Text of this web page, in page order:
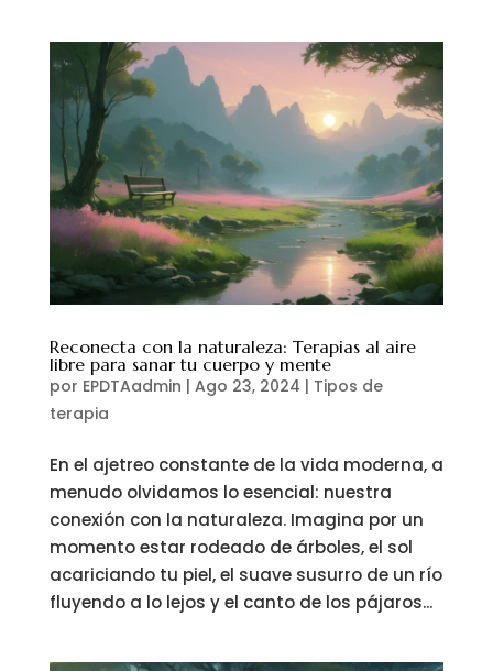
Reconecta con la naturaleza: Terapias al aire
libre para sanar tu cuerpo y mente
por EPDTAadmin | Ago 23, 2024 | Tipos de
terapia
En el ajetreo constante de la vida moderna, a
menudo olvidamos lo esencial: nuestra
conexión con la naturaleza. Imagina por un
momento estar rodeado de árboles, el sol
acariciando tu piel, el suave susurro de un río
fluyendo a lo lejos y el canto de los pájaros...